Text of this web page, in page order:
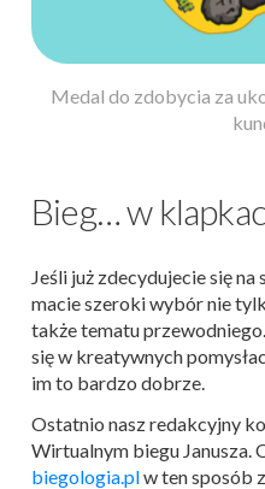
Medal do zdobycia za
Bieg… w
Jeśli już zdecydujecie się
macie szeroki wybór nie
także tematu
się w kreatywnych
im to bardzo dobrze.
Ostatnio nasz redakcyjny
Wirtualnym biegu Janusza.
biegologia.plw ten sposób